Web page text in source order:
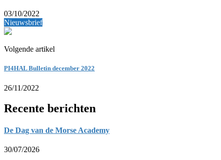
03/10/2022
Nieuwsbrief
Volgende artikel
PI4HAL Bulletin december 2022
26/11/2022
Recente berichten
De Dag van de Morse Academy
30/07/2026